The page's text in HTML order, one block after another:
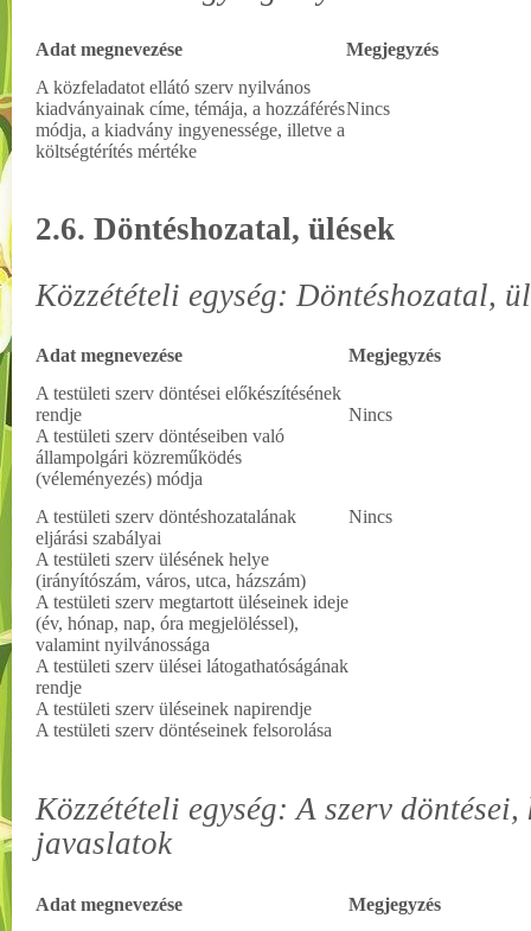
Adat megnevezése
Megjegyzés
A közfeladatot ellátó szerv nyilvános
kiadványainak címe, témája, a hozzáférés
módja, a kiadvány ingyenessége, illetve a
költségtérítés mértéke
Nincs
2.6. Döntéshozatal, ülések
Közzétételi egység: Döntéshozatal,
Adat megnevezése
Megjegyzés
A testületi szerv döntései előkészítésének
rendje
A testületi szerv döntéseiben való
állampolgári közreműködés
(véleményezés) módja
Nincs
A testületi szerv döntéshozatalának
eljárási szabályai
A testületi szerv ülésének helye
(irányítószám, város, utca, házszám)
A testületi szerv megtartott üléseinek ideje
(év, hónap, nap, óra megjelöléssel),
valamint nyilvánossága
A testületi szerv ülései látogathatóságának
rendje
A testületi szerv üléseinek napirendje
A testületi szerv döntéseinek felsorolása
Nincs
Közzétételi egység: A szerv
javaslatok
Adat megnevezése
Megjegyzés